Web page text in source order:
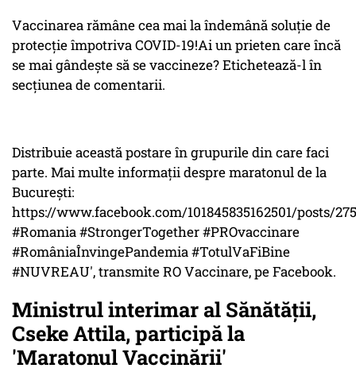
Vaccinarea rămâne cea mai la îndemână soluție de
protecție împotriva COVID-19!Ai un prieten care încă
se mai gândește să se vaccineze? Etichetează-l în
secțiunea de comentarii.
Distribuie această postare în grupurile din care faci
parte. Mai multe informații despre maratonul de la
București:
https://www.facebook.com/101845835162501/posts/
#Romania #StrongerTogether #PROvaccinare
#RomâniaÎnvingePandemia #TotulVaFiBine
#NUVREAU', transmite RO Vaccinare, pe Facebook.
Ministrul interimar al Sănătăţii,
Cseke Attila, participă la
'Maratonul Vaccinării'